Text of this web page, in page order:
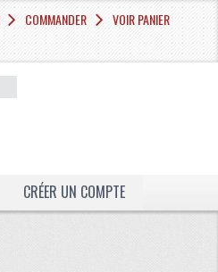
COMMANDER VOIR PANIER
CRÉER UN COMPTE